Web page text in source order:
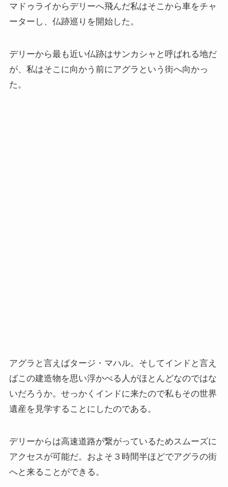
お知らせ
仏教書データベース
第一部
ドストエフスキー資料データベース
ドストエフスキー作品
ドストエフスキー伝記
ドストエフスキー論
マドゥライからデリーへ飛んだ私はそこから車をチャ
ーターし、仏跡巡りを開始した。
デリーから最も近い仏跡はサンカシャと呼ばれる地だ
が、私はそこに向かう前にアグラという街へ向かっ
た。
アグラと言えばタージ・マハル。そしてインドと言え
ばこの建造物を思い浮かべる人がほとんどなのではな
いだろうか。せっかくインドに来たので私もその世界
遺産を見学することにしたのである。
デリーからは高速道路が繋がっているためスムーズに
アクセスが可能だ。およそ３時間半ほどでアグラの街
へと来ることができる。